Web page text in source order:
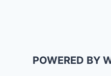
POWERED BY